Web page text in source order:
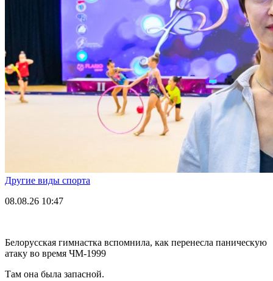
Другие виды спорта
08.08.26 10:47
Белорусская гимнастка вспомнила, как перенесла паническую
атаку во время ЧМ-1999
Там она была запасной.